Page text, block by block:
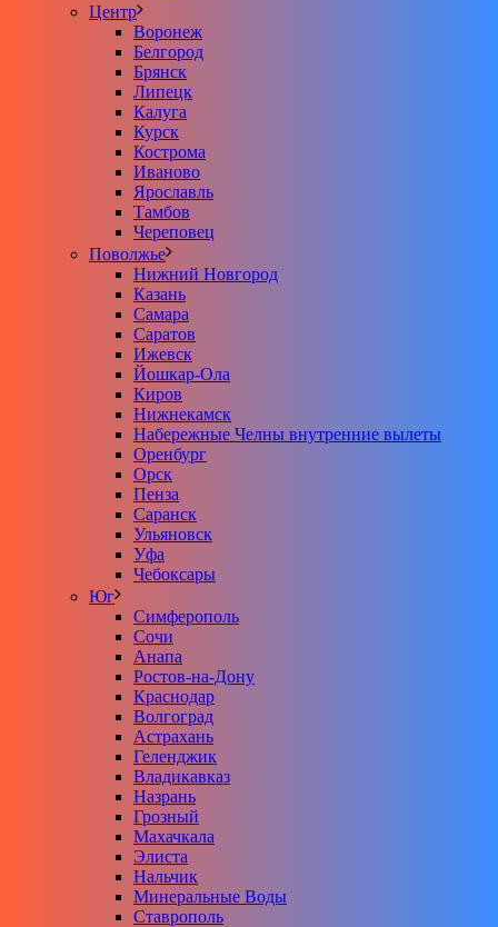
Центр
Воронеж
Белгород
Брянск
Липецк
Калуга
Курск
Кострома
Иваново
Ярославль
Тамбов
Череповец
Поволжье
Нижний Новгород
Казань
Самара
Саратов
Ижевск
Йошкар-Ола
Киров
Нижнекамск
Набережные Челны внутренние вылеты
Оренбург
Орск
Пенза
Саранск
Ульяновск
Уфа
Чебоксары
Юг
Симферополь
Сочи
Анапа
Ростов-на-Дону
Краснодар
Волгоград
Астрахань
Геленджик
Владикавказ
Назрань
Грозный
Махачкала
Элиста
Нальчик
Минеральные Воды
Ставрополь